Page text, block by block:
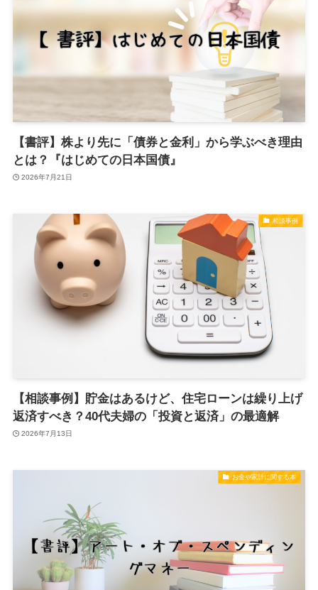
【書評】株より先に「債券と金利」から学ぶべき理由
とは？『はじめての日本国債』
2026年7月21日
相談事例
【相談事例】貯金はあるけど、住宅ローンは繰り上げ
返済すべき？40代夫婦の「投資と返済」の最適解
2026年7月13日
お金や家計に関する本